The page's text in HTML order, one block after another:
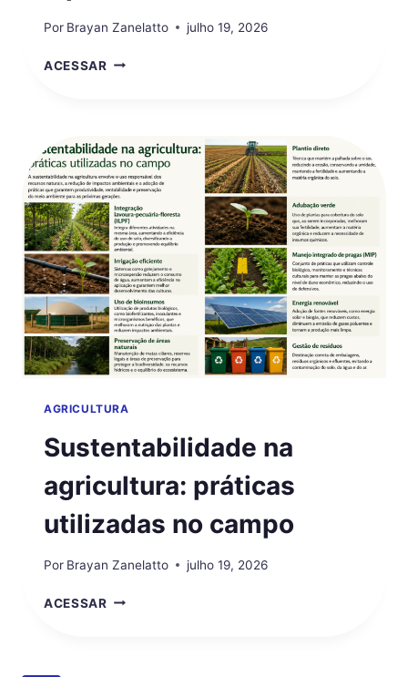
Por Brayan Zanelatto julho 19, 2026
ACESSARCOMO
LAVOURA
E
PECUÁRIA?
AGRICULTURA
Sustentabilidade na
agricultura: práticas
utilizadas no campo
Por Brayan Zanelatto julho 19, 2026
ACESSARSUSTENTABILIDADE